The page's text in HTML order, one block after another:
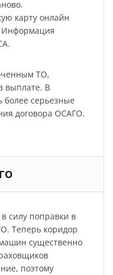
карту онлайн
Информация
ТО,
выплате. В
более серьезные
договора ОСАГО.
силу поправки в
Теперь коридор
существенно
поэтому